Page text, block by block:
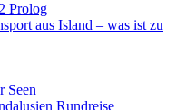
Prolog
aus Island – was ist zu
Seen
Rundreise